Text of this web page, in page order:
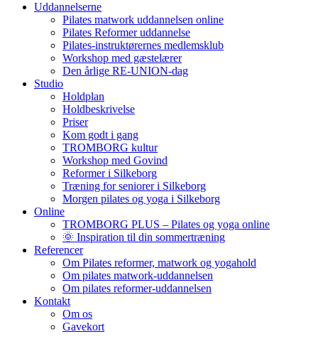
Uddannelserne
Pilates matwork uddannelsen online
Pilates Reformer uddannelse
Pilates-instruktørernes medlemsklub
Workshop med gæstelærer
Den årlige RE-UNION-dag
Studio
Holdplan
Holdbeskrivelse
Priser
Kom godt i gang
TROMBORG kultur
Workshop med Govind
Reformer i Silkeborg
Træning for seniorer i Silkeborg
Morgen pilates og yoga i Silkeborg
Online
TROMBORG PLUS – Pilates og yoga online
🌞 Inspiration til din sommertræning
Referencer
Om Pilates reformer, matwork og yogahold
Om pilates matwork-uddannelsen
Om pilates reformer-uddannelsen
Kontakt
Om os
Gavekort